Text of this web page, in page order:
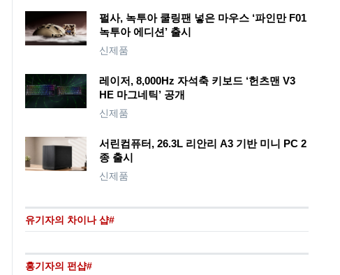
펄사, 녹투아 쿨링팬 넣은 마우스 ‘파인만 F01
녹투아 에디션’ 출시
신제품
레이저, 8,000Hz 자석축 키보드 ‘헌츠맨 V3
HE 마그네틱’ 공개
신제품
서린컴퓨터, 26.3L 리안리 A3 기반 미니 PC 2
종 출시
신제품
유기자의 차이나 샵#
홍기자의 펀샵#